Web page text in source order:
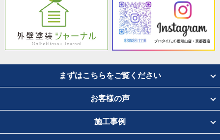
まずはこちらをご覧ください
お客様の声
施工事例